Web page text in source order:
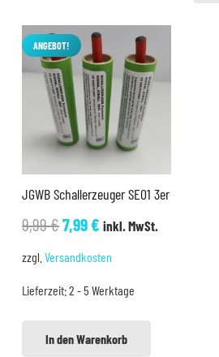
ANGEBOT!
JGWB Schallerzeuger SE01 3er
9,99€Ursprünglicher
9,99 €
7,99€Aktueller
7,99 €.
inkl. MwSt.
zzgl. Versandkosten
Lieferzeit:2 - 5 Werktage
In den Warenkorb